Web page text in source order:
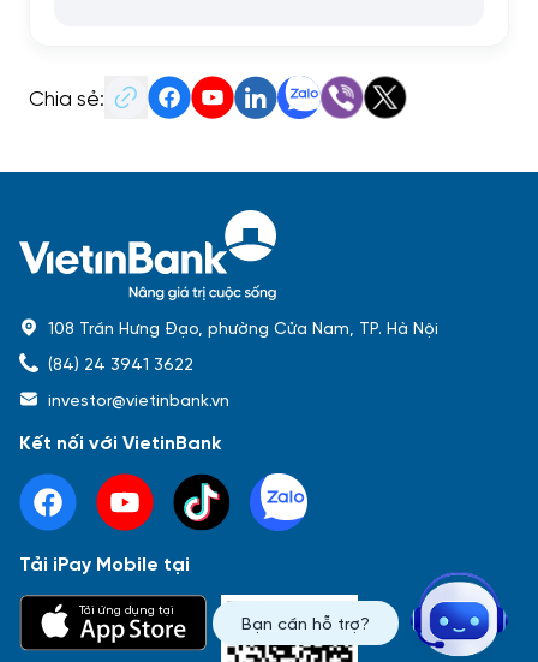
Báo cáo tài chính Thông tin giao dịch
Chia sẻ:
Bạn cần hỗ trợ?
108 Trần Hưng Đạo, phường Cửa Nam, TP. Hà Nội
(84) 24 3941 3622
investor@vietinbank.vn
Kết nối với VietinBank
Tải iPay Mobile tại
Tải ứng dụng tại